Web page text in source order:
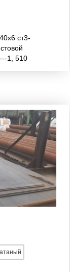
ст3-
1, 510